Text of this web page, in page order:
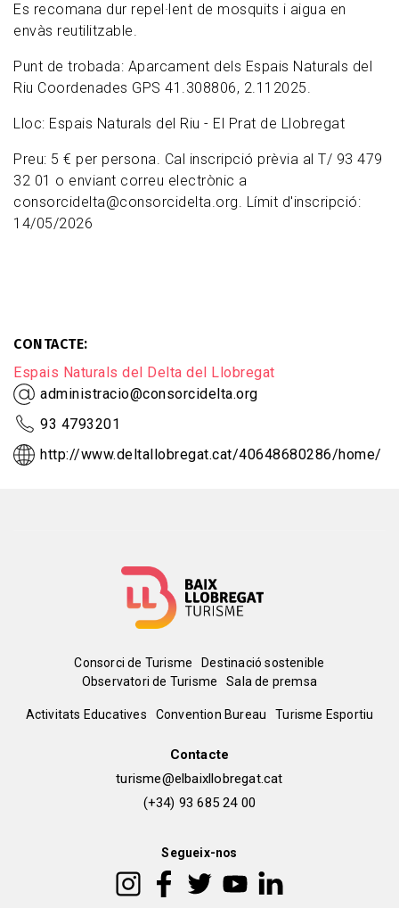
Es recomana dur repel·lent de mosquits i aigua en
envàs reutilitzable.
Punt de trobada: Aparcament dels Espais Naturals del
Riu Coordenades GPS 41.308806, 2.112025.
Lloc: Espais Naturals del Riu - El Prat de Llobregat
Preu: 5 € per persona. Cal inscripció prèvia al T/ 93 479
32 01 o enviant correu electrònic a
consorcidelta@consorcidelta.org. Límit d'inscripció:
14/05/2026
CONTACTE
Espais Naturals del Delta del Llobregat
administracio@consorcidelta.org
93 4793201
http://www.deltallobregat.cat/40648680286/home/
Menú
del
Consorci de Turisme
Destinació sostenible
Observatori de Turisme
Sala de premsa
Peu
Activitats Educatives Convention Bureau Turisme Esportiu
Contacte
turisme@elbaixllobregat.cat
(+34) 93 685 24 00
Segueix-nos